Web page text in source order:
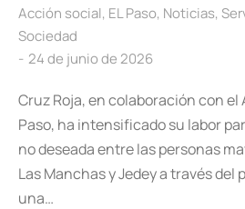
Acción social, EL Paso, Noticias,
Sociedad
24 de junio de 2026
Cruz Roja, en colaboración con el
Paso, ha intensificado su labor
no deseada entre las personas
Las Manchas y Jedey a través del
una…